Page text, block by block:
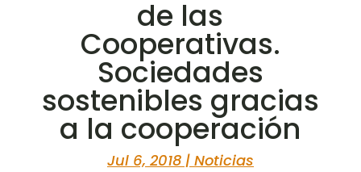
de las
Cooperativas.
Sociedades
sostenibles gracias
a la cooperación
Jul 6, 2018| Noticias